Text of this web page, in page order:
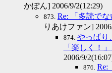
かぽん] 2006/9/2(12:29)
873. Re: 「多読でな
りあけファン]
874. やっぱり
「楽しく！」
2006/9/
876. Re: